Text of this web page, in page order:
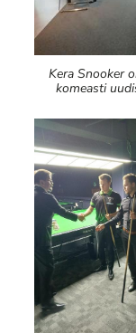
Kera Snooker
komeasti